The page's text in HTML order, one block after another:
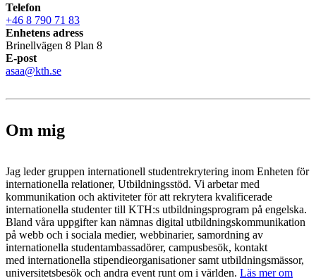
Telefon
+46 8 790 71 83
Enhetens adress
Brinellvägen 8 Plan 8
E-post
asaa@kth.se
Om mig
Jag leder gruppen internationell studentrekrytering inom Enheten för
internationella relationer, Utbildningsstöd. Vi arbetar med
kommunikation och aktiviteter för att rekrytera kvalificerade
internationella studenter till KTH:s utbildningsprogram på engelska.
Bland våra uppgifter kan nämnas digital utbildningskommunikation
på webb och i sociala medier, webbinarier, samordning av
internationella studentambassadörer, campusbesök, kontakt
med internationella stipendieorganisationer samt utbildningsmässor,
universitetsbesök och andra event runt om i världen. Läs mer om